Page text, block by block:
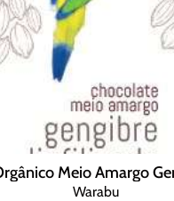
Warabu